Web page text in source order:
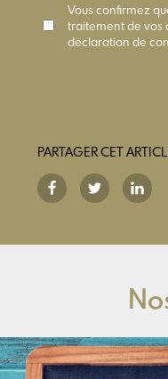
Vous confirmez
traitement de vos
déclaration de
PARTAGER CET